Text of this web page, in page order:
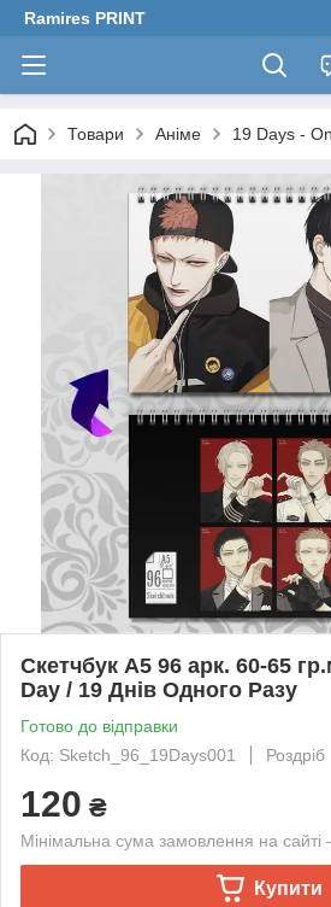
Ramires PRINT
Товари Аніме 19 Days -
Скетчбук А5 96 арк. 60-65
Day / 19 Днів Одного Разу
Готово до відправки
Код: Sketch_96_19Days001
Роздріб
120 ₴
Мінімальна сума замовлення на
Купити